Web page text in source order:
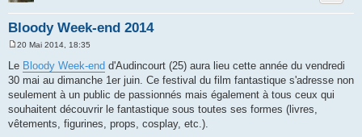
Bloody Week-end 2014
s
s
g
e
20 Mai 2014, 18:35
Le Bloody Week-end d'Audincourt (25) aura lieu cette année du vendredi
30 mai au dimanche 1er juin. Ce festival du film fantastique s'adresse non
seulement à un public de passionnés mais également à tous ceux qui
souhaitent découvrir le fantastique sous toutes ses formes (livres,
vêtements, figurines, props, cosplay, etc.).